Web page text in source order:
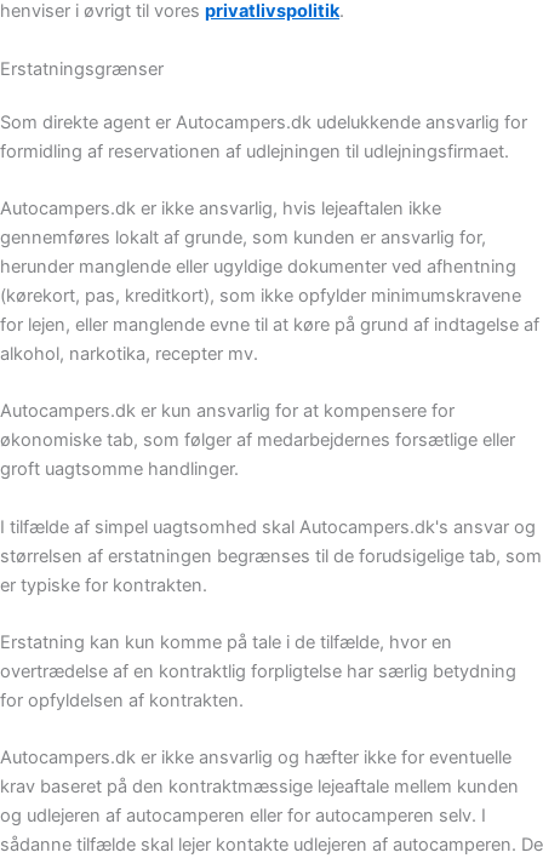
henviser i øvrigt til vores privatlivspolitik.
Erstatningsgrænser
Som direkte agent er Autocampers.dk udelukkende ansvarlig for
formidling af reservationen af udlejningen til udlejningsfirmaet.
Autocampers.dk er ikke ansvarlig, hvis lejeaftalen ikke
gennemføres lokalt af grunde, som kunden er ansvarlig for,
herunder manglende eller ugyldige dokumenter ved afhentning
(kørekort, pas, kreditkort), som ikke opfylder minimumskravene
for lejen, eller manglende evne til at køre på grund af indtagelse af
alkohol, narkotika, recepter mv.
Autocampers.dk er kun ansvarlig for at kompensere for
økonomiske tab, som følger af medarbejdernes forsætlige eller
groft uagtsomme handlinger.
I tilfælde af simpel uagtsomhed skal Autocampers.dk's ansvar og
størrelsen af erstatningen begrænses til de forudsigelige tab, som
er typiske for kontrakten.
Erstatning kan kun komme på tale i de tilfælde, hvor en
overtrædelse af en kontraktlig forpligtelse har særlig betydning
for opfyldelsen af kontrakten.
Autocampers.dk er ikke ansvarlig og hæfter ikke for eventuelle
krav baseret på den kontraktmæssige lejeaftale mellem kunden
og udlejeren af autocamperen eller for autocamperen selv. I
sådanne tilfælde skal lejer kontakte udlejeren af autocamperen. De